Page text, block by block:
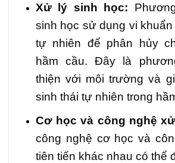
Xử lý sinh học:
sinh học sử dụng vi
tự nhiên để phân hủy
hầm cầu. Đây là
thiện với môi trường và
sinh thái tự nhiên trong
Cơ học và công nghệ
công nghệ cơ học và
tiên tiến khác nhau có thể